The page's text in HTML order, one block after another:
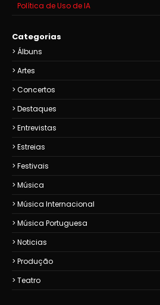
Política de Uso de IA
Categorias
Álbuns
Artes
Concertos
Destaques
Entrevistas
Estreias
Festivais
Música
Música Internacional
Música Portuguesa
Noticias
Produção
Teatro